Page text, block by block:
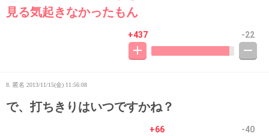
見る気起きなかったもん
+437 -22
8. 匿名 2013/11/15(金) 11:56:08
で、打ちきりはいつですかね？
+66 -40